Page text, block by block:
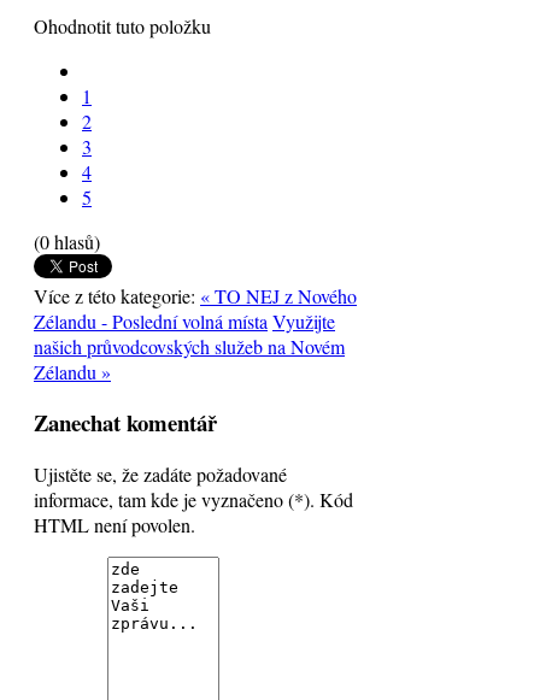
Ohodnotit tuto položku
1
2
3
4
5
(0 hlasů)
Více z této kategorie: « TO NEJ z Nového
Zélandu - Poslední volná místa Využijte
našich průvodcovských služeb na Novém
Zélandu »
Zanechat komentář
Ujistěte se, že zadáte požadované
informace, tam kde je vyznačeno (*). Kód
HTML není povolen.